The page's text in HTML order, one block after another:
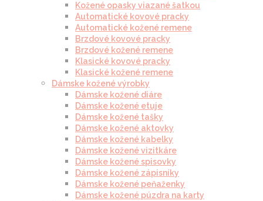
Kožené opasky viazané šatkou
Automatické kovové pracky
Automatické kožené remene
Brzdové kovové pracky
Brzdové kožené remene
Klasické kovové pracky
Klasické kožené remene
Dámske kožené výrobky
Dámske kožené diáre
Dámske kožené etuje
Dámske kožené tašky
Dámske kožené aktovky
Dámske kožené kabelky
Dámske kožené vizitkáre
Dámske kožené spisovky
Dámske kožené zápisníky
Dámske kožené peňaženky
Dámske kožené púzdra na karty